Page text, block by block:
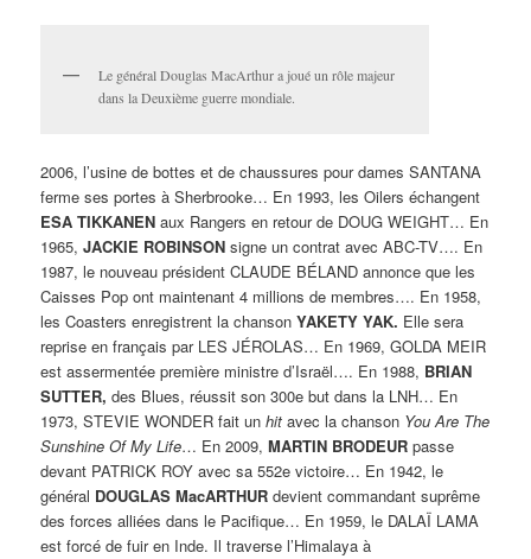
Le général Douglas MacArthur a joué un rôle majeur
dans la Deuxième guerre mondiale.
2006, l’usine de bottes et de chaussures pour dames SANTANA
ferme ses portes à Sherbrooke… En 1993, les Oilers échangent
ESA TIKKANEN aux Rangers en retour de DOUG WEIGHT… En
1965,JACKIE ROBINSON signe un contrat avec ABC-TV…. En
1987, le nouveau président CLAUDE BÉLAND annonce que les
Caisses Pop ont maintenant 4 millions de membres…. En 1958,
les Coasters enregistrent la chansonYAKETY YAK. Elle sera
reprise en français par LES JÉROLAS… En 1969, GOLDA MEIR
est assermentée première ministre d’Israël…. En 1988, BRIAN
SUTTER, des Blues, réussit son 300e but dans la LNH… En
1973, STEVIE WONDER fait unhit avec la chanson You Are The
Sunshine Of My Life… En 2009,MARTIN BRODEUR passe
devant PATRICK ROY avec sa 552e victoire… En 1942, le
général DOUGLAS MacARTHUR devient commandant suprême
des forces alliées dans le Pacifique… En 1959, le DALAÏ LAMA
est forcé de fuir en Inde. Il traverse l’Himalaya à